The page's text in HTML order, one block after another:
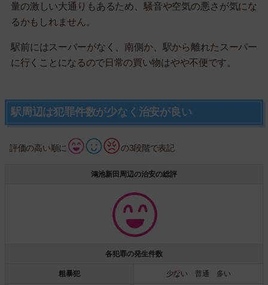
量の激しい大通りもあるため、騒音や空気の悪さが気にな
るかもしれません。
駅前にはスーパーがなく、南側か、駅から離れたスーパー
に行くことになるので日常の買い物はやや不便です。
駅周辺は犯罪件数が少なく治安が良い
評価の高い順に の3段階で表記
鴻池新田周辺の治安の総評
各犯罪の発生件数
粗暴犯 少ない 普通 多い